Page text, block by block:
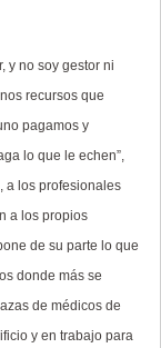
y no soy gestor ni
recursos que
pagamos y
lo que le echen”,
a los profesionales
a los propios
de su parte lo que
donde más se
de médicos de
y en trabajo para